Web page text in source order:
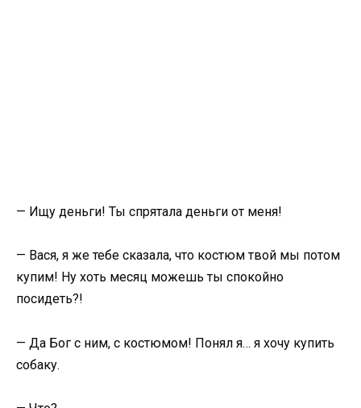
— Ищу деньги! Ты спрятала деньги от меня!
— Вася, я же тебе сказала, что костюм твой мы потом
купим! Ну хоть месяц можешь ты спокойно
посидеть?!
— Да Бог с ним, с костюмом! Понял я… я хочу купить
собаку.